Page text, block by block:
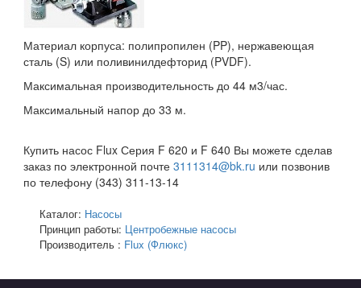
Материал корпуса: полипропилен (PP), нержавеющая
сталь (S) или поливинилдефторид (PVDF).
Максимальная производительность до 44 м3/час.
Максимальный напор до 33 м.
Купить насос Flux Серия F 620 и F 640 Вы можете сделав
заказ по электронной почте 3111314@bk.ru или позвонив
по телефону (343) 311-13-14
Каталог: Насосы
Принцип работы: Центробежные насосы
Производитель : Flux (Флюкс)